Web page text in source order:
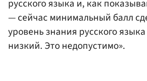
русского языка и, как
— сейчас минимальный балл
уровень знания русского
низкий. Это недопустимо».